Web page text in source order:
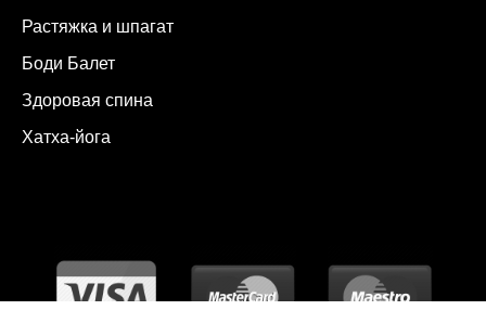
Растяжка и шпагат
Боди Балет
Здоровая спина
Хатха-йога